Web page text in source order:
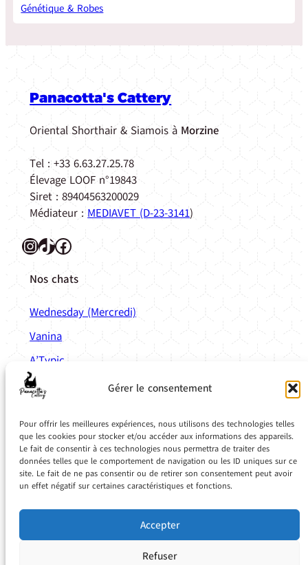
Gérer le consentement
Pour offrir les meilleures expériences, nous utilisons des technologies telles
que les cookies pour stocker et/ou accéder aux informations des appareils.
Le fait de consentir à ces technologies nous permettra de traiter des
données telles que le comportement de navigation ou les ID uniques sur ce
site. Le fait de ne pas consentir ou de retirer son consentement peut avoir
un effet négatif sur certaines caractéristiques et fonctions.
Accepter
Refuser
Génétique & Robes
Panacotta's Cattery
Oriental Shorthair & Siamois à Morzine
Tel : +33 6.63.27.25.78
Élevage LOOF n°19843
Siret : 89404563200029
Médiateur : MEDIAVET (D-23-3141)
InstagramTikTok Facebook
Nos chats
Wednesday (Mercredi)
Vanina
A’Typic
Anatole
Liens
Calculette de mise bas
Simulateur de couleur
Planning de vaccination
Base de donnée de médicaments vétérinaires